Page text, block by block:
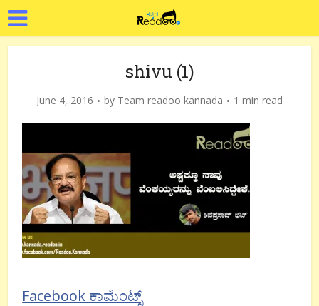
shivu (1)
June 4, 2016 by Team readoo kannada 1 min read
Facebook ಕಾಮೆಂಟ್ಸ್